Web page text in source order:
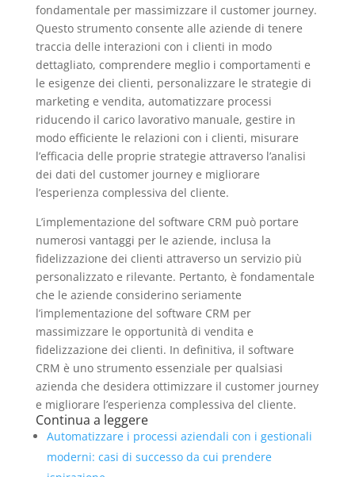
fondamentale per massimizzare il customer journey.
Questo strumento consente alle aziende di tenere
traccia delle interazioni con i clienti in modo
dettagliato, comprendere meglio i comportamenti e
le esigenze dei clienti, personalizzare le strategie di
marketing e vendita, automatizzare processi
riducendo il carico lavorativo manuale, gestire in
modo efficiente le relazioni con i clienti, misurare
l’efficacia delle proprie strategie attraverso l’analisi
dei dati del customer journey e migliorare
l’esperienza complessiva del cliente.
L’implementazione del software CRM può portare
numerosi vantaggi per le aziende, inclusa la
fidelizzazione dei clienti attraverso un servizio più
personalizzato e rilevante. Pertanto, è fondamentale
che le aziende considerino seriamente
l’implementazione del software CRM per
massimizzare le opportunità di vendita e
fidelizzazione dei clienti. In definitiva, il software
CRM è uno strumento essenziale per qualsiasi
azienda che desidera ottimizzare il customer journey
e migliorare l’esperienza complessiva del cliente.
Continua a leggere
Automatizzare i processi aziendali con i gestionali
moderni: casi di successo da cui prendere